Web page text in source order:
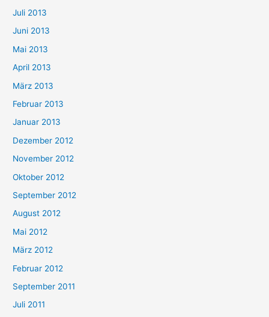
Juli 2013
Juni 2013
Mai 2013
April 2013
März 2013
Februar 2013
Januar 2013
Dezember 2012
November 2012
Oktober 2012
September 2012
August 2012
Mai 2012
März 2012
Februar 2012
September 2011
Juli 2011